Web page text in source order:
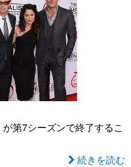
第7シーズンで終了するこ
続きを読む